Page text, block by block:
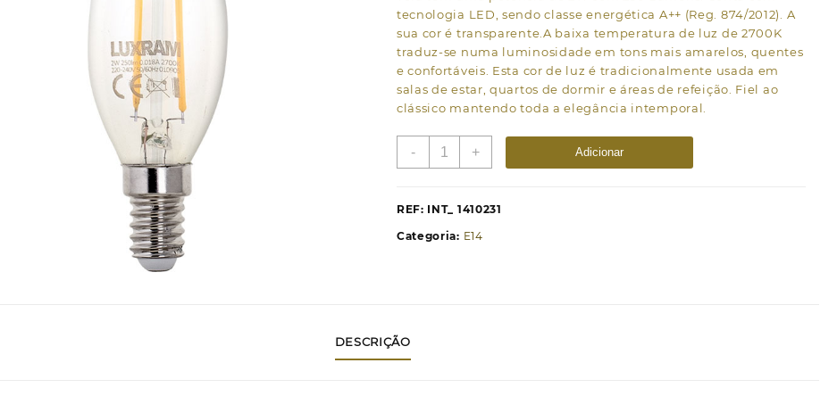
tecnologia LED, sendo classe energética A++ (Reg. 874/2012). A
sua cor é transparente.A baixa temperatura de luz de 2700K
traduz-se numa luminosidade em tons mais amarelos, quentes
e confortáveis. Esta cor de luz é tradicionalmente usada em
salas de estar, quartos de dormir e áreas de refeição. Fiel ao
clássico mantendo toda a elegância intemporal.
-
Quantidade
Vela
+ Adicionar
REF: INT_ 1410231
Categoria: E14
DESCRIÇÃO